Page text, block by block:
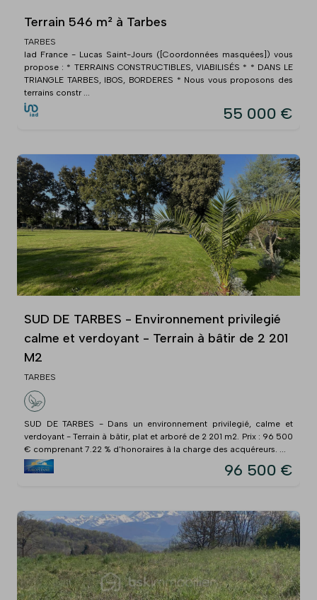
Terrain 546 m² à Tarbes
TARBES
Iad France - Lucas Saint-Jours ([Coordonnées masquées]) vous
propose : * TERRAINS CONSTRUCTIBLES, VIABILISÉS * * DANS LE
TRIANGLE TARBES, IBOS, BORDERES * Nous vous proposons des
terrains constr ...
55 000 €
SUD DE TARBES - Environnement privilegié
calme et verdoyant - Terrain à bâtir de 2 201
M2
TARBES
SUD DE TARBES - Dans un environnement privilegié, calme et
verdoyant - Terrain à bâtir, plat et arboré de 2 201 m2. Prix : 96 500
€ comprenant 7.22 % d'honoraires à la charge des acquéreurs. ...
96 500 €